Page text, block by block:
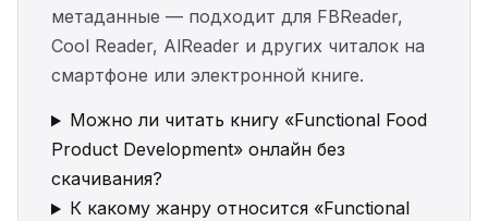
метаданные — подходит для FBReader,
Cool Reader, AlReader и других читалок на
смартфоне или электронной книге.
Можно ли читать книгу «Functional Food
Product Development» онлайн без
скачивания?
К какому жанру относится «Functional